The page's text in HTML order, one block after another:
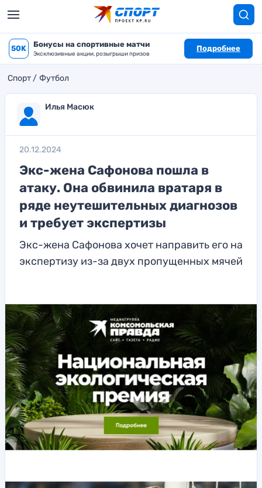
50K Бонусы на спортивные матчи
Эксклюзивные акции, розыгрыши призов
Подробнее
Спорт Футбол
Илья Масюк
20.12.2024
Экс-жена Сафонова пошла в
атаку. Она обвинила вратаря в
ряде неутешительных диагнозов
и требует экспертизы
Экс-жена Сафонова хочет направить его на
экспертизу из-за двух пропущенных мячей